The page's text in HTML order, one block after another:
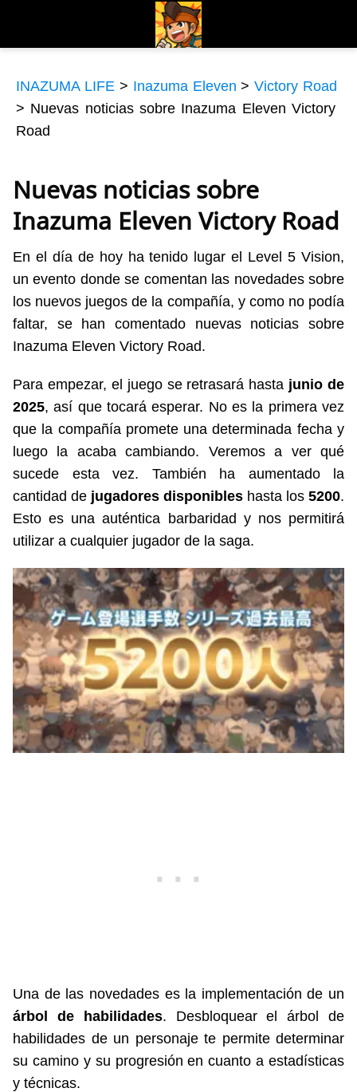
INAZUMA LIFE> Inazuma Eleven >Victory Road
> Nuevas noticias sobre Inazuma Eleven Victory
Road
Nuevas noticias sobre
Inazuma Eleven Victory Road
En el día de hoy ha tenido lugar el Level 5 Vision,
un evento donde se comentan las novedades sobre
los nuevos juegos de la compañía, y como no podía
faltar, se han comentado nuevas noticias sobre
Inazuma Eleven Victory Road.
Para empezar, el juego se retrasará hasta junio de
2025, así que tocará esperar. No es la primera vez
que la compañía promete una determinada fecha y
luego la acaba cambiando. Veremos a ver qué
sucede esta vez. También ha aumentado la
cantidad de jugadores disponibles hasta los 5200.
Esto es una auténtica barbaridad y nos permitirá
utilizar a cualquier jugador de la saga.
Una de las novedades es la implementación de un
árbol de habilidades. Desbloquear el árbol de
habilidades de un personaje te permite determinar
su camino y su progresión en cuanto a estadísticas
y técnicas.